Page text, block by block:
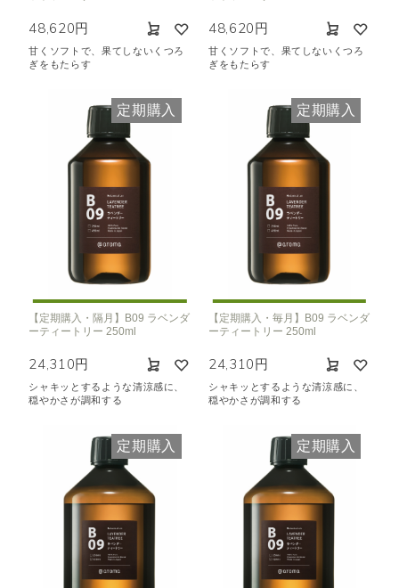
48,620円
甘くソフトで、果てしないくつろ
ぎをもたらす
48,620円
甘くソフトで、果てしないくつろ
ぎをもたらす
定期購入
【定期購入・隔月】B09 ラベンダ
ーティートリー 250ml
24,310円
シャキッとするような清涼感に、
穏やかさが調和する
定期購入
【定期購入・毎月】B09 ラベンダ
ーティートリー 250ml
24,310円
シャキッとするような清涼感に、
穏やかさが調和する
定期購入 定期購入